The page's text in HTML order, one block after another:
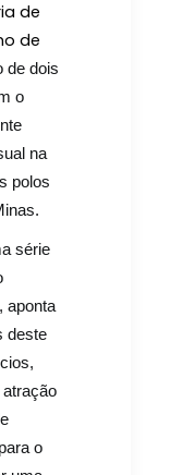
de
de
de dois
o
na
polos
série
aponta
deste
o